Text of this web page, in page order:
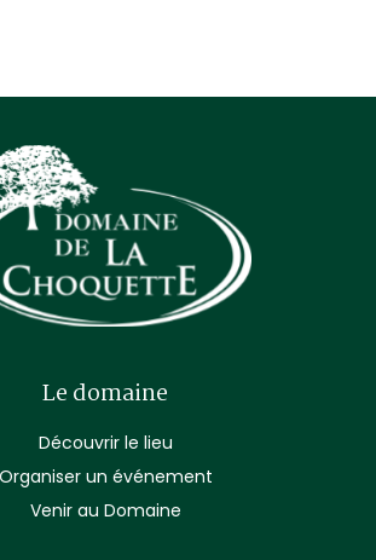
Le domaine
Découvrir le lieu
Organiser un événement
Venir au Domaine